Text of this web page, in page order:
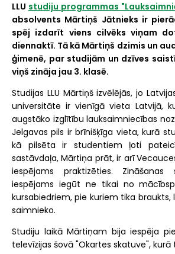
LLU studiju programmas
absolvents Mārtiņš Jātnieks ir
spēj izdarīt viens cilvēks viņam
diennaktī. Tā kā Mārtiņš dzimis un
ģimenē, par studijām un dzīves
viņš zināja jau 3. klasē.
Studijas LLU Mārtiņš izvēlējās, jo
universitāte ir vienīgā vieta Latvijā,
augstāko izglītību lauksaimniecības
Jelgavas pils ir brīnišķīga vieta, kurā
kā pilsēta ir studentiem ļoti
sastāvdaļa, Mārtiņa prāt, ir arī
iespējams praktizēties.
iespējams iegūt ne tikai no
kursabiedriem, pie kuriem tika braukts,
saimnieko.
Studiju laikā Mārtiņam bija iespēja
televīzijas šovā "Okartes skatuve", kurā